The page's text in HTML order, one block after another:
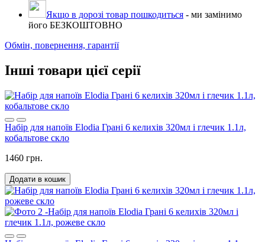
Якщо в дорозі товар пошкодиться - ми замінимо
його БЕЗКОШТОВНО
Обмін, повернення, гарантії
Інші товари цієї серії
Набір для напоїв Elodia Грані 6 келихів 320мл і глечик 1.1л,
кобальтове скло
1460 грн.
Додати в кошик